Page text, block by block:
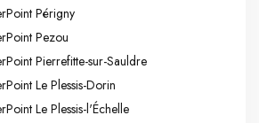
Périgny
Pezou
Pierrefitte-sur-Sauldre
Le Plessis-Dorin
Le Plessis-l'Échelle